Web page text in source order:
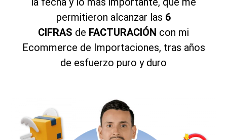
permitieron alcanzar las 6
CIFRAS de FACTURACIÓN con mi
Ecommerce de Importaciones, tras años
de esfuerzo puro y duro